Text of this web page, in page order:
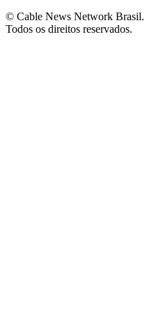
© Cable News Network
Todos os direitos reservados.